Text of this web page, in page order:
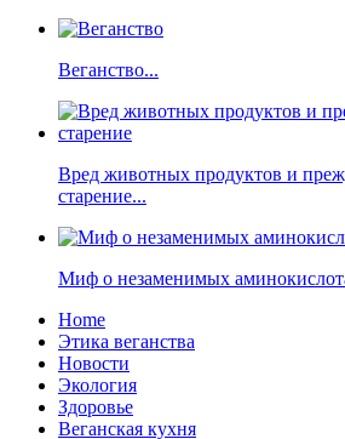
Веганство...
Вред животных продуктов и
старение...
Миф о незаменимых
Home
Этика веганства
Новости
Экология
Здоровье
Веганская кухня